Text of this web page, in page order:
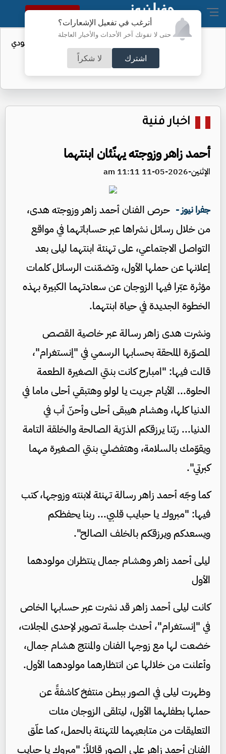
أترغب في تفعيل الإشعارات؟
حتى لا تفوتك آخر الأحداث والأخبار العاجلة
اشترك لا شكراً
النسخة الكاملة
واردات الولايات المتحدة من النفط السعودي
تهبط إلى الصفر
اخبار فنية
أحمد زاهر وزوجته يهنّئان ابنتهما
الإثنين-2026-05-11 11:11 am
جفرا نيوز - حرص الفنان أحمد زاهر وزوجته هدى،
من خلال رسائل نشراها عبر حساباتهما في مواقع
التواصل الاجتماعي، على تهنئة ابنتهما ليلى بعد
إعلانها عن حملها الأول، وتضمّنت الرسائل كلمات
مؤثرة عبّرا فيها الزوجان عن سعادتهما الكبيرة بهذه
الخطوة الجديدة في حياة ابنتهما.
ونشرت هدى زاهر رسالة عبر خاصية القصص
المصوّرة الملحقة بحسابها الرسمي في "إنستغرام"،
قالت فيها: "امبارح كانت بنتي الصغيرة الطعمة
الحلوة... الأيام جريت يا لولو وهتبقي أحلى ماما في
الدنيا كلها، وهشام هيبقى أحلى وأحنّ أب في
الدنيا... ربّنا يرزقكم الذرّية الصالحة والخلقة التامة
ويقوّمك بالسلامة، وهتفضلي بنتي الصغيرة مهما
كبرتي".
كما وجّه أحمد زاهر رسالة تهنئة لابنته وزوجها، كتب
فيها: "مبروك يا حبايب قلبي... ربنا يحفظكم
ويسعدكم ويرزقكم بالخلف الصالح".
ليلى أحمد زاهر وهشام جمال ينتظران مولودهما
الأول
كانت ليلى أحمد زاهر قد نشرت عبر حسابها الخاص
في "إنستغرام"، أحدث جلسة تصوير لإحدى المجلات،
خضعت لها مع زوجها الفنان والمنتج هشام جمال،
وأعلنت من خلالها عن انتظارهما مولودهما الأول.
وظهرت ليلى في الصور ببطن منتفخ كاشفةً عن
حملها بطفلهما الأول، ليتلقى الزوجان مئات
التعليقات من متابعيهما للتهنئة بالحمل، كما علّق
الفنان أحمد زاهر على الصور قائلاً: "مبروك يا حبايب